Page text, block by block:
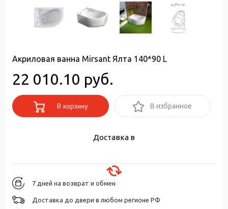
Акриловая ванна Mirsant Ялта 140*90 L
22 010.10 руб.
В корзину В избранное
Доставка в
7 дней на возврат и обмен
Доставка до двери в любом регионе РФ